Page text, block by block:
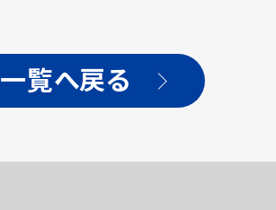
一覧へ戻る